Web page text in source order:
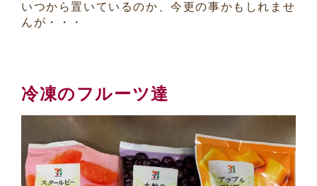
いつから置いているのか、今更の事かもしれませ
んが・・・
冷凍のフルーツ達